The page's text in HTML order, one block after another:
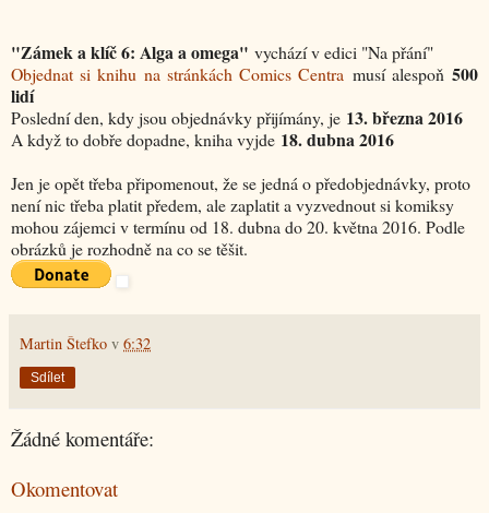
"Zámek a klíč 6: Alga a omega" vychází v edici "Na přání"
Objednat si knihu na stránkách Comics Centra musí alespoň500
lidí
Poslední den, kdy jsou objednávky přijímány, je 13. března 2016
A když to dobře dopadne, kniha vyjde 18. dubna 2016
Jen je opět třeba připomenout, že se jedná o předobjednávky, proto
není nic třeba platit předem, ale zaplatit a vyzvednout si komiksy
mohou zájemci v termínu od 18. dubna do 20. května 2016. Podle
obrázků je rozhodně na co se těšit.
Martin Štefko v 6:32
Sdílet
Žádné komentáře:
Okomentovat